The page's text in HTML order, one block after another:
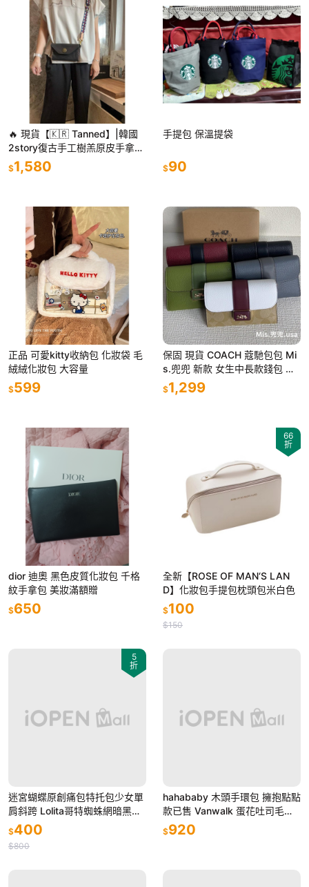
🔥 現貨【🇰🇷 Tanned】|韓國
2story復古手工樹羔原皮手拿包
👜正韓 真皮系列 牛皮皮革 手拿
包 晚宴包
$1,580
手提包 保溫提袋
$90
正品 可愛kitty收納包 化妝袋 毛
絨絨化妝包 大容量
$599
保固 現貨 COACH 蔻馳包包 Mi
s.兜兜 新款 女生中長款錢包 零
錢包 手拿包 手拿錢包 女生錢包
$1,299
dior 迪奧 黑色皮質化妝包 千格
紋手拿包 美妝滿額贈
$650
66
折
全新【ROSE OF MAN‘S LAN
D】化妝包手提包枕頭包米白色
$100
$150
5
折
迷宮蝴蝶原創痛包特托包少女單
肩斜跨 Lolita哥特蜘蛛網暗黑系
列包
$400
$800
hahababy 木頭手環包 擁抱點點
款已售 Vanwalk 蛋花吐司毛絨
手提包斜背包肩背包
$920